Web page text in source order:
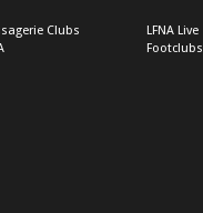
Clubs
LFNA Live
Footclubs